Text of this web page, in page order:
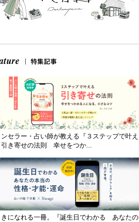
セラー・占い師が教える『３ステップで叶え
き寄せの法則 幸せをつか...
きになれる一冊。『誕生日でわかる あなたの